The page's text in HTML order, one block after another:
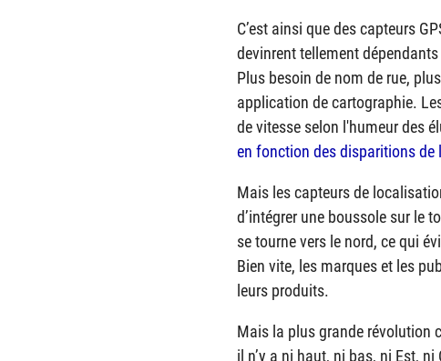
C’est ainsi que des capteurs
devinrent tellement
Plus besoin de nom de rue,
application de cartographie.
de vitesse selon l'humeur des
en fonction des disparitions de
Mais les capteurs de
d’intégrer une boussole sur le
se tourne vers le nord, ce qui
Bien vite, les marques et les
leurs produits.
Mais la plus grande révolution
il n’y a ni haut, ni bas, ni Est,